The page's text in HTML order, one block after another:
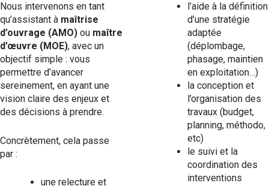
Nous intervenons en tant
qu’assistant à maîtrise
d’ouvrage (AMO) ou maître
d’œuvre (MOE), avec un
objectif simple : vous
permettre d’avancer
sereinement, en ayant une
vision claire des enjeux et
des décisions à prendre.
Concrètement, cela passe
par :
une relecture et
l’aide à la définition
d’une stratégie
adaptée
(déplombage,
phasage, maintien
en exploitation…)
la conception et
l’organisation des
travaux (budget,
planning, méthodo,
etc)
le suivi et la
coordination des
interventions